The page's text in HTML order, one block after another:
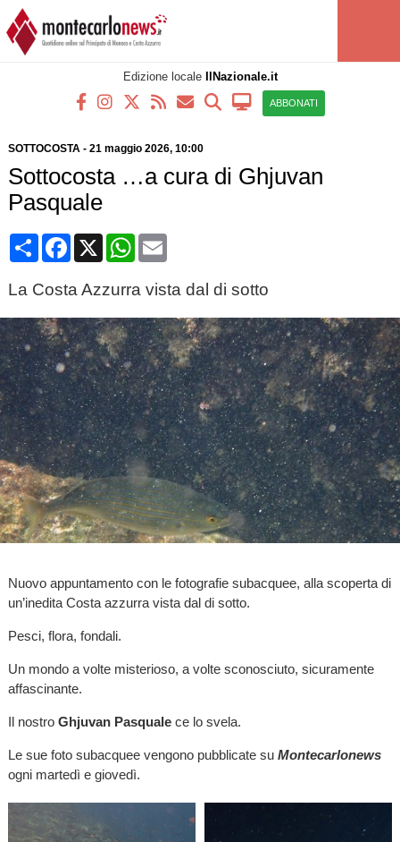
Edizione locale IlNazionale.it
ABBONATI
SOTTOCOSTA- 21 maggio 2026, 10:00
Sottocosta …a cura di Ghjuvan
Pasquale
CondividiFacebook
X WhatsApp
Email
La Costa Azzurra vista dal di sotto
Nuovo appuntamento con le fotografie subacquee, alla scoperta di
un’inedita Costa azzurra vista dal di sotto.
Pesci, flora, fondali.
Un mondo a volte misterioso, a volte sconosciuto, sicuramente
affascinante.
Il nostro Ghjuvan Pasqualece lo svela.
Le sue foto subacquee vengono pubblicate su Montecarlonews
ogni martedì e giovedì.